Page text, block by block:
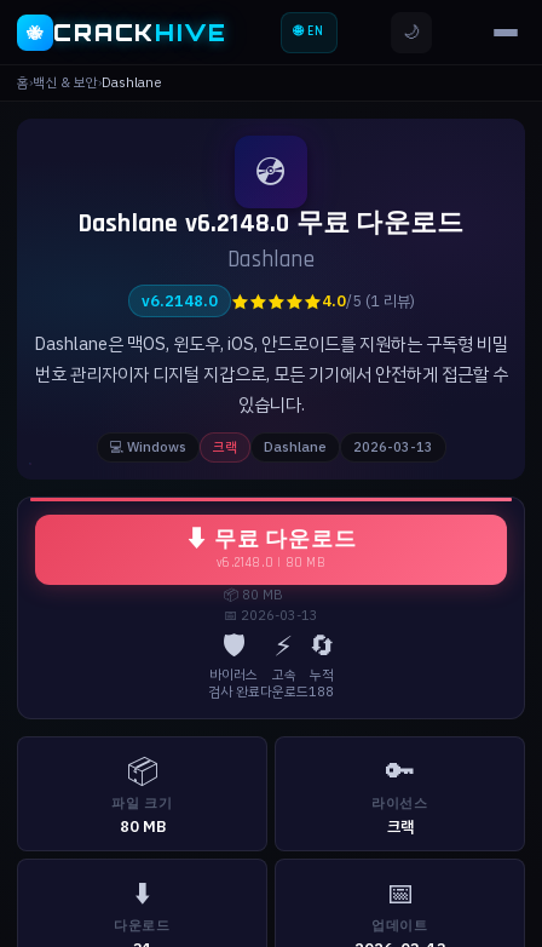
🐝 CRACKHIVE 🌐 EN 🌙
홈›백신 & 보안›Dashlane
💿
Dashlane v6.2148.0 무료 다운로드
Dashlane
v6.2148.0 ★★★★★4.0/5 (1 리뷰)
Dashlane은 맥OS, 윈도우, iOS, 안드로이드를 지원하는 구독형 비밀
번호 관리자이자 디지털 지갑으로, 모든 기기에서 안전하게 접근할 수
있습니다.
💻 Windows 크랙 Dashlane 2026-03-13
⬇ 무료 다운로드
v6.2148.0 | 80 MB
📦 80 MB
📅 2026-03-13
🛡️
바이러스
검사 완료
⚡
고속
다운로드
🔄
누적
188
📦
파일 크기
80 MB
🔑
라이선스
크랙
⬇️
다운로드
📅
업데이트